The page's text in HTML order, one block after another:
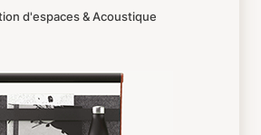
d'espaces & Acoustique